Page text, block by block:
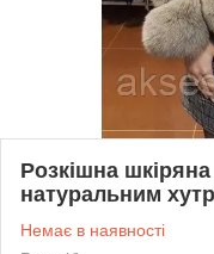
Розкішна
натуральним
Немає в наявності